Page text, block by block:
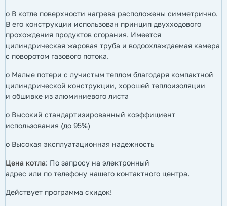
o В котле поверхности нагрева расположены симметрично.
В его конструкции использован принцип двухходового
прохождения продуктов сгорания. Имеется
цилиндрическая жаровая труба и водоохлаждаемая камера
с поворотом газового потока.
o Малые потери с лучистым теплом благодаря компактной
цилиндрической конструкции, хорошей теплоизоляции
и обшивке из алюминиевого листа
o Высокий стандартизированный коэффициент
использования (до 95%)
o Высокая эксплуатационная надежность
Цена котла: По запросу на электронный
адрес или по телефону нашего контактного центра.
Действует программа скидок!